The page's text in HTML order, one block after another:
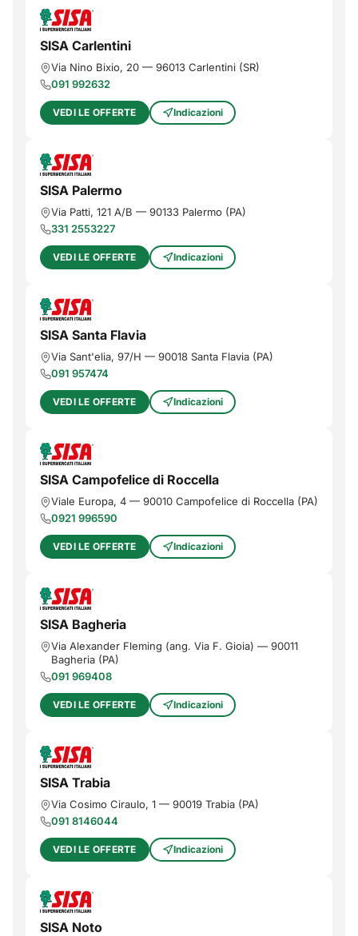
SISA Carlentini
Via Νino Βixio, 20 — 96013 Carlentini (SR)
091 992632
VEDI LE OFFERTE Indicazioni
SISA Palermo
Via Patti, 121 A/B — 90133 Palermo (PA)
331 2553227
VEDI LE OFFERTE Indicazioni
SISA Santa Flavia
Via Sant'elia, 97/H — 90018 Santa Flavia (PA)
091 957474
VEDI LE OFFERTE Indicazioni
SISA Campofelice di Roccella
Viale Europa, 4 — 90010 Campofelice di Roccella (PA)
0921 996590
VEDI LE OFFERTE Indicazioni
SISA Bagheria
Via Alexander Fleming (ang. Via F. Gioia) — 90011
Bagheria (PA)
091 969408
VEDI LE OFFERTE Indicazioni
SISA Trabia
Via Cosimo Ciraulo, 1 — 90019 Trabia (PA)
091 8146044
VEDI LE OFFERTE Indicazioni
SISA Noto